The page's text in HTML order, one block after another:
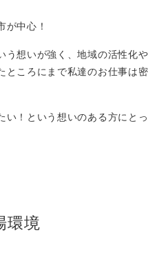
が中心！
う想いが強く、地域の活性化や
ところにまで私達のお仕事は密
い！という想いのある方にとっ
環境